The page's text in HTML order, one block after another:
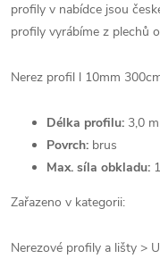
profily v nabídce jsou
profily vyrábíme z plechů
Nerez profil l 10mm
Délka profilu: 3,0 m
Povrch: brus
Max. síla obkladu:
Zařazeno v kategorii:
Nerezové profily a lišty >